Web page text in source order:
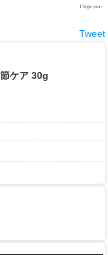
Tweet
ケア 30g